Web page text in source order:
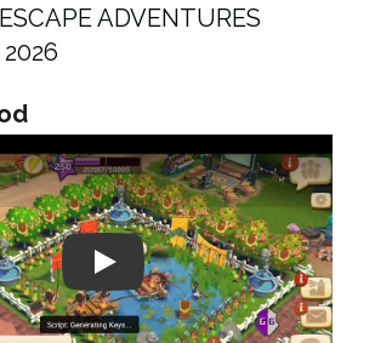
ADVENTURES
Play: Keynote (Google I/O '18)